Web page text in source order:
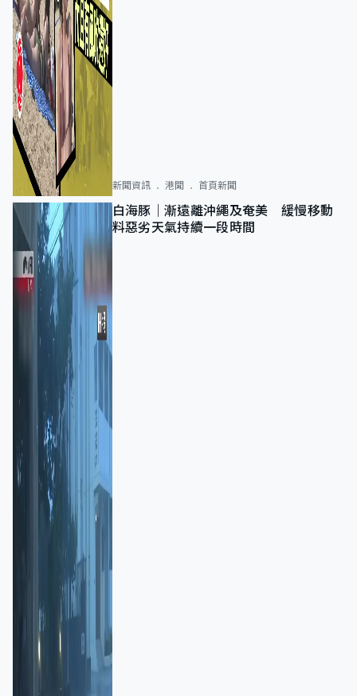
新聞資訊 港聞 首頁新聞
白海豚｜漸遠離沖繩及奄美 緩慢移動
料惡劣天氣持續一段時間